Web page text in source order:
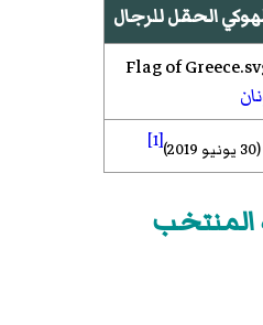
الحقل للرجال
(30 يونيو 2019) [1]
المنتخب